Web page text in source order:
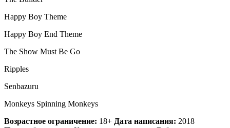
Happy Boy Theme
Happy Boy End Theme
The Show Must Be Go
Ripples
Senbazuru
Monkeys Spinning Monkeys
Возрастное ограничение: 18+ Дата написания: 2018